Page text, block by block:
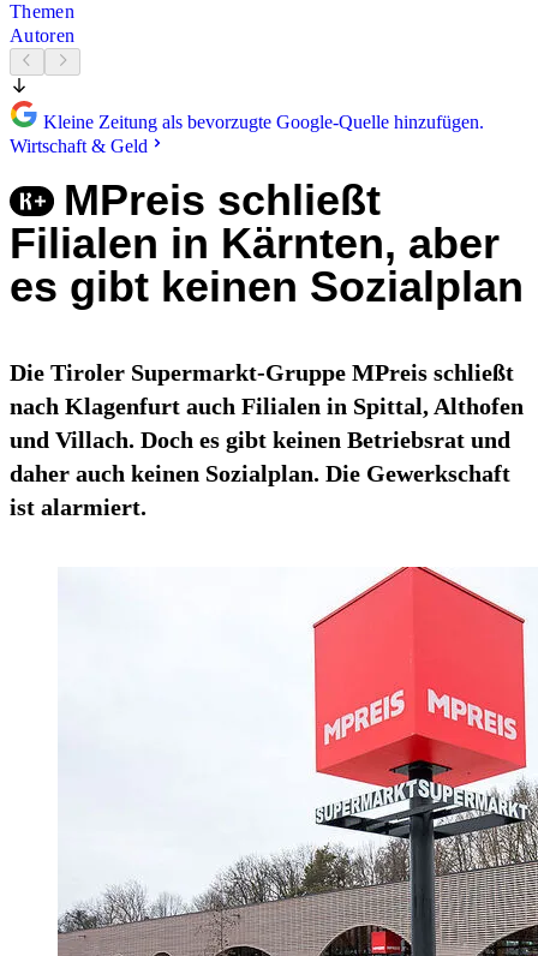
Themen
Autoren
Kleine Zeitung als bevorzugte Google-Quelle hinzufügen.
Wirtschaft & Geld
MPreis schließt
Filialen in Kärnten, aber
es gibt keinen Sozialplan
Die Tiroler Supermarkt-Gruppe MPreis schließt
nach Klagenfurt auch Filialen in Spittal, Althofen
und Villach. Doch es gibt keinen Betriebsrat und
daher auch keinen Sozialplan. Die Gewerkschaft
ist alarmiert.